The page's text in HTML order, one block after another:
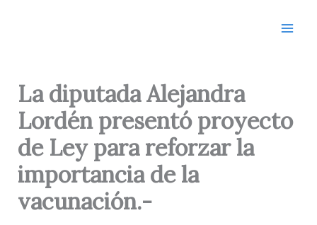
La diputada Alejandra
Lordén presentó proyecto
de Ley para reforzar la
importancia de la
vacunación.-